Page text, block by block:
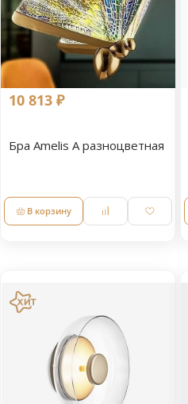
10 813 ₽
Бра Amelis A разноцветная
В корзину